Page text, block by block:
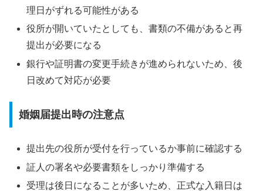
理日がずれる可能性がある
役所が開いていたとしても、書類の不備があると再
提出が必要になる
銀行や証明書の変更手続きが進められないため、後
日改めて対応が必要
婚姻届提出時の注意点
提出先の役所が受付を行っているか事前に確認する
証人の署名や必要書類をしっかり準備する
受理は後日になることが多いため、正式な入籍日は